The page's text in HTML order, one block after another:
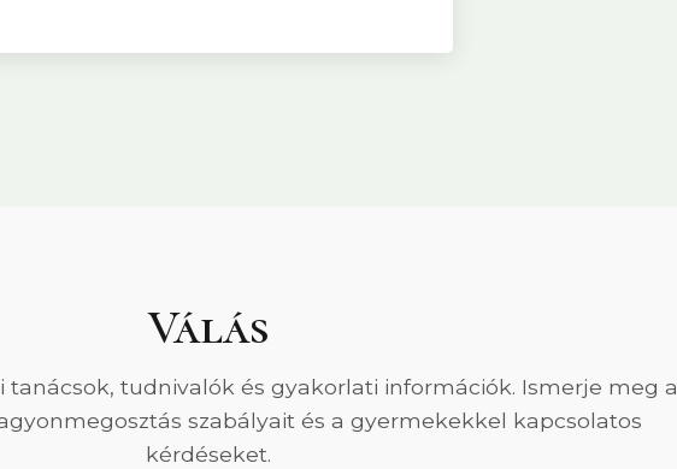
Válás
tanácsok, tudnivalók és gyakorlati információk. Ismerje meg a
szabályait és a gyermekekkel kapcsolatos
kérdéseket.